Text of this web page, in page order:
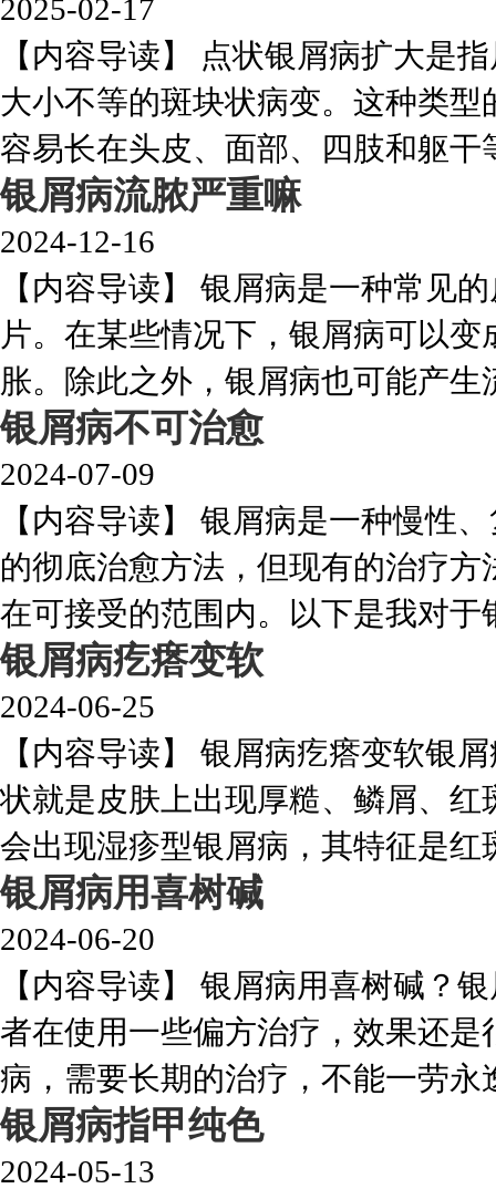
2025-02-17
【内容导读】 点状银屑病扩大是
大小不等的斑块状病变。这种类
容易长在头皮、面部、四肢和躯
银屑病流脓严重嘛
2024-12-16
【内容导读】 银屑病是一种常见
片。在某些情况下，银屑病可以
胀。除此之外，银屑病也可能产
银屑病不可治愈
2024-07-09
【内容导读】 银屑病是一种慢性
的彻底治愈方法，但现有的治疗
在可接受的范围内。以下是我对
银屑病疙瘩变软
2024-06-25
【内容导读】 银屑病疙瘩变软银
状就是皮肤上出现厚糙、鳞屑、
会出现湿疹型银屑病，其特征是
银屑病用喜树碱
2024-06-20
【内容导读】 银屑病用喜树碱？
者在使用一些偏方治疗，效果还
病，需要长期的治疗，不能一劳
银屑病指甲纯色
2024-05-13